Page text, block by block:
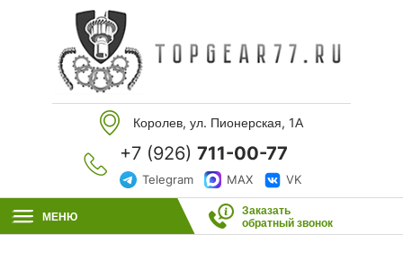
Королев, ул. Пионерская, 1А
+7 (926) 711-00-77
Telegram MAX VK
МЕНЮ
Заказать
обратный звонок